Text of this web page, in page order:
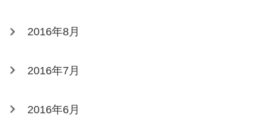
2016年8月
2016年7月
2016年6月